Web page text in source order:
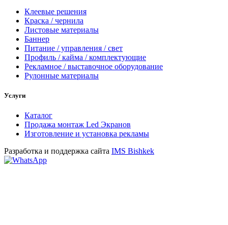
Клеевые решения
Краска / чернила
Листовые материалы
Баннер
Питание / управления / свет
Профиль / кайма / комплектующие
Рекламное / выставочное оборудование
Рулонные материалы
Услуги
Каталог
Продажа монтаж Led Экранов
Изготовление и установка рекламы
Разработка и поддержка сайта IMS Bishkek